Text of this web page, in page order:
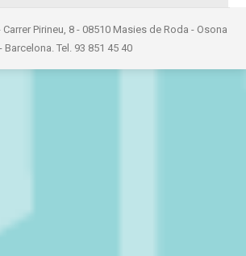
Pirineu, 8 - 08510 Masies de Roda - Osona
- Barcelona. Tel. 93 851 45 40